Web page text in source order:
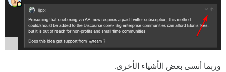
وربما أنسى بعض الأشياء الأخرى.